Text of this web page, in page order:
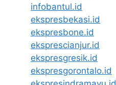
infobantul.id
ekspresbekasi.id
ekspresbone.id
eksprescianjur.id
ekspresgresik.id
ekspresgorontalo.id